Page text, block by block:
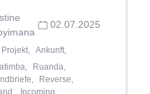
02.07.2025
Ankunft,
Ruanda,
Reverse,
Incoming,